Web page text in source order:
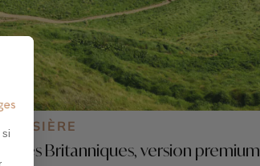
CROISIÈRE
Les îles Britanniques, version premium